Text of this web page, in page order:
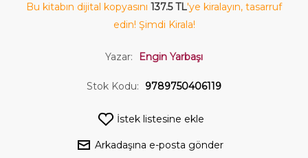
Bu kitabın dijital kopyasını 137.5 TL'ye kiralayın, tasarruf
edin! Şimdi Kirala!
Yazar: Engin Yarbaşı
Stok Kodu: 9789750406119
İstek listesine ekle
Arkadaşına e-posta gönder